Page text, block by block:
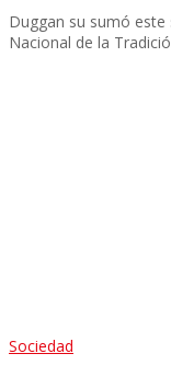
Duggan su sumó
Nacional de la
Sociedad